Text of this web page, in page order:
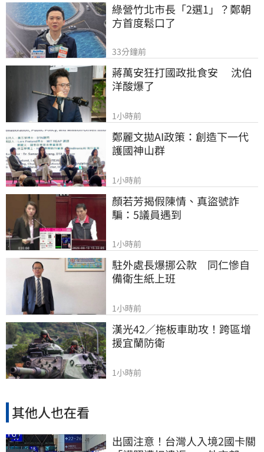
綠營竹北市長「2選1」？鄭朝
方首度鬆口了
33分鐘前
蔣萬安狂打國政批食安　 沈伯
洋酸爆了
1小時前
鄭麗文拋AI政策：創造下一代
護國神山群
1小時前
顏若芳揭假陳情、真盜號詐
騙：5議員遇到
1小時前
駐外處長爆挪公款　同仁慘自
備衛生紙上班
1小時前
漢光42／拖板車助攻！跨區增
援宜蘭防衛
1小時前
其他人也在看
出國注意！台灣人入境2國卡關